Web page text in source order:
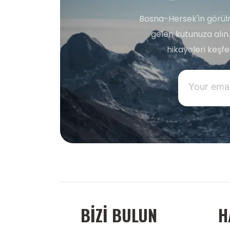
Bosna-Hersek'in
gelen kutunuza
hikayeleri
BIZI BULUN